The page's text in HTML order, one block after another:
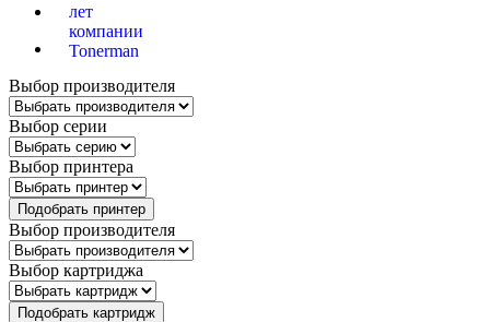
Выбор производителя
Выбор серии
Выбор принтера
Подобрать принтер
Выбор производителя
Выбор картриджа
Подобрать картридж